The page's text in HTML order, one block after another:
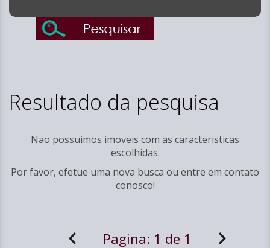
Resultado da pesquisa
Nao possuimos imoveis com as caracteristicas
escolhidas.
Por favor, efetue uma nova busca ou entre em contato
conosco!
Pagina: 1 de 1